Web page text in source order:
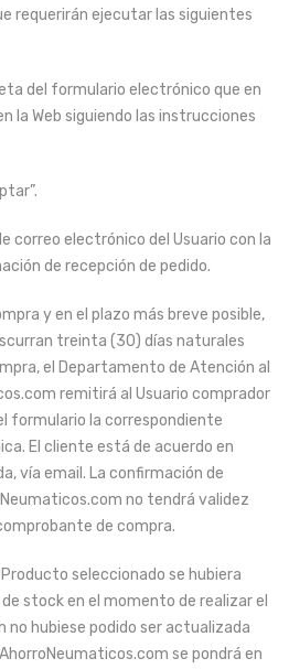
requerirán ejecutar las siguientes
del formulario electrónico que en
la Web siguiendo las instrucciones
correo electrónico del Usuario con la
de recepción de pedido.
y en el plazo más breve posible,
treinta (30) días naturales
el Departamento de Atención al
remitirá al Usuario comprador
formulario la correspondiente
El cliente está de acuerdo en
vía email. La confirmación de
no tendrá validez
de compra.
seleccionado se hubiera
stock en el momento de realizar el
no hubiese podido ser actualizada
se pondrá en